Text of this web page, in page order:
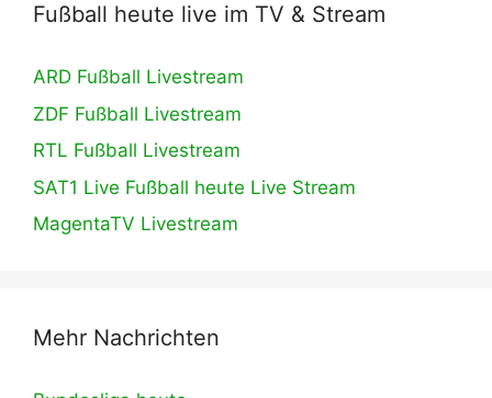
Fußball heute live im TV & Stream
ARD Fußball Livestream
ZDF Fußball Livestream
RTL Fußball Livestream
SAT1 Live Fußball heute Live Stream
MagentaTV Livestream
Mehr Nachrichten